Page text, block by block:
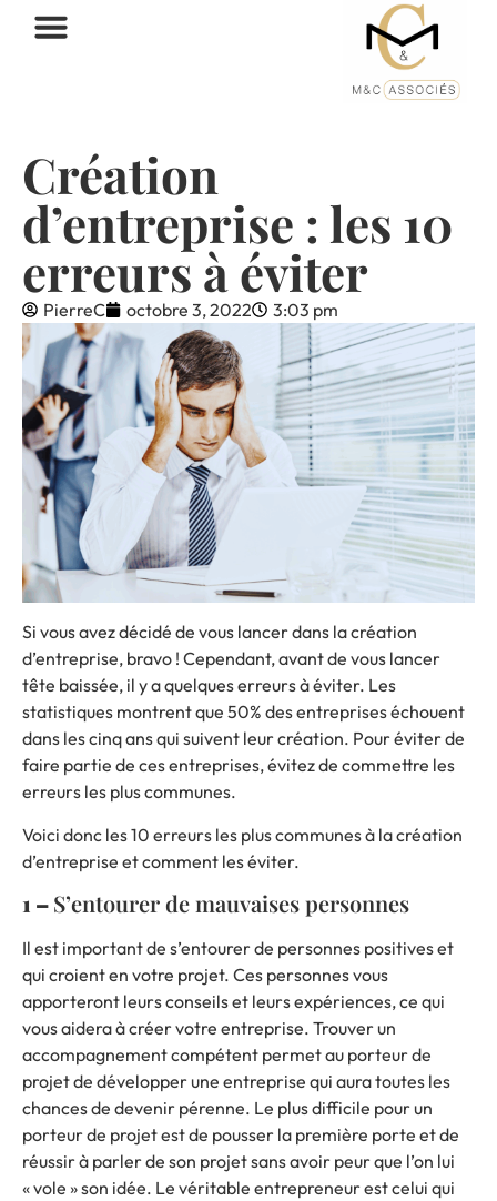
Création
d’entreprise : les 10
erreurs à éviter
PierreC octobre 3, 2022 3:03 pm
Si vous avez décidé de vous lancer dans la création
d’entreprise, bravo ! Cependant, avant de vous lancer
tête baissée, il y a quelques erreurs à éviter. Les
statistiques montrent que 50% des entreprises échouent
dans les cinq ans qui suivent leur création. Pour éviter de
faire partie de ces entreprises, évitez de commettre les
erreurs les plus communes.
Voici donc les 10 erreurs les plus communes à la création
d’entreprise et comment les éviter.
1 –S’entourer de mauvaises personnes
Il est important de s’entourer de personnes positives et
qui croient en votre projet. Ces personnes vous
apporteront leurs conseils et leurs expériences, ce qui
vous aidera à créer votre entreprise. Trouverun
accompagnement compétent permet au porteur de
projet de développer une entreprise qui aura toutes les
chances de devenir pérenne. Le plus difficile pour un
porteur de projet est de pousser la première porte et de
réussir à parler de son projet sans avoir peur que l’on lui
« vole » son idée. Le véritable entrepreneur est celui qui